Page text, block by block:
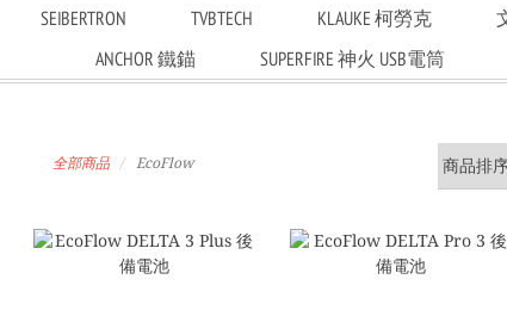
SEIBERTRON TVBTECH KLAUKE 柯勞克
ANCHOR 鐵錨
SUPERFIRE 神火 USB電筒
全部商品 EcoFlow